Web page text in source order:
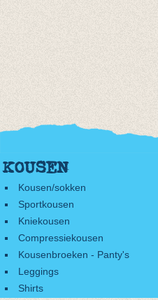
KOUSEN
Kousen/sokken
Sportkousen
Kniekousen
Compressiekousen
Kousenbroeken - Panty's
Leggings
Shirts